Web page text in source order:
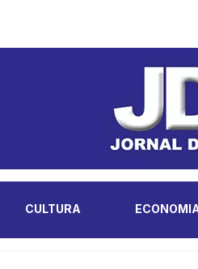
CULTURA